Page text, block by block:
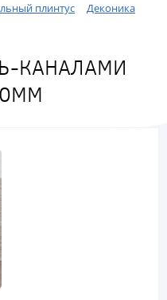
плинтус
Деконика
КАНАЛАМИ